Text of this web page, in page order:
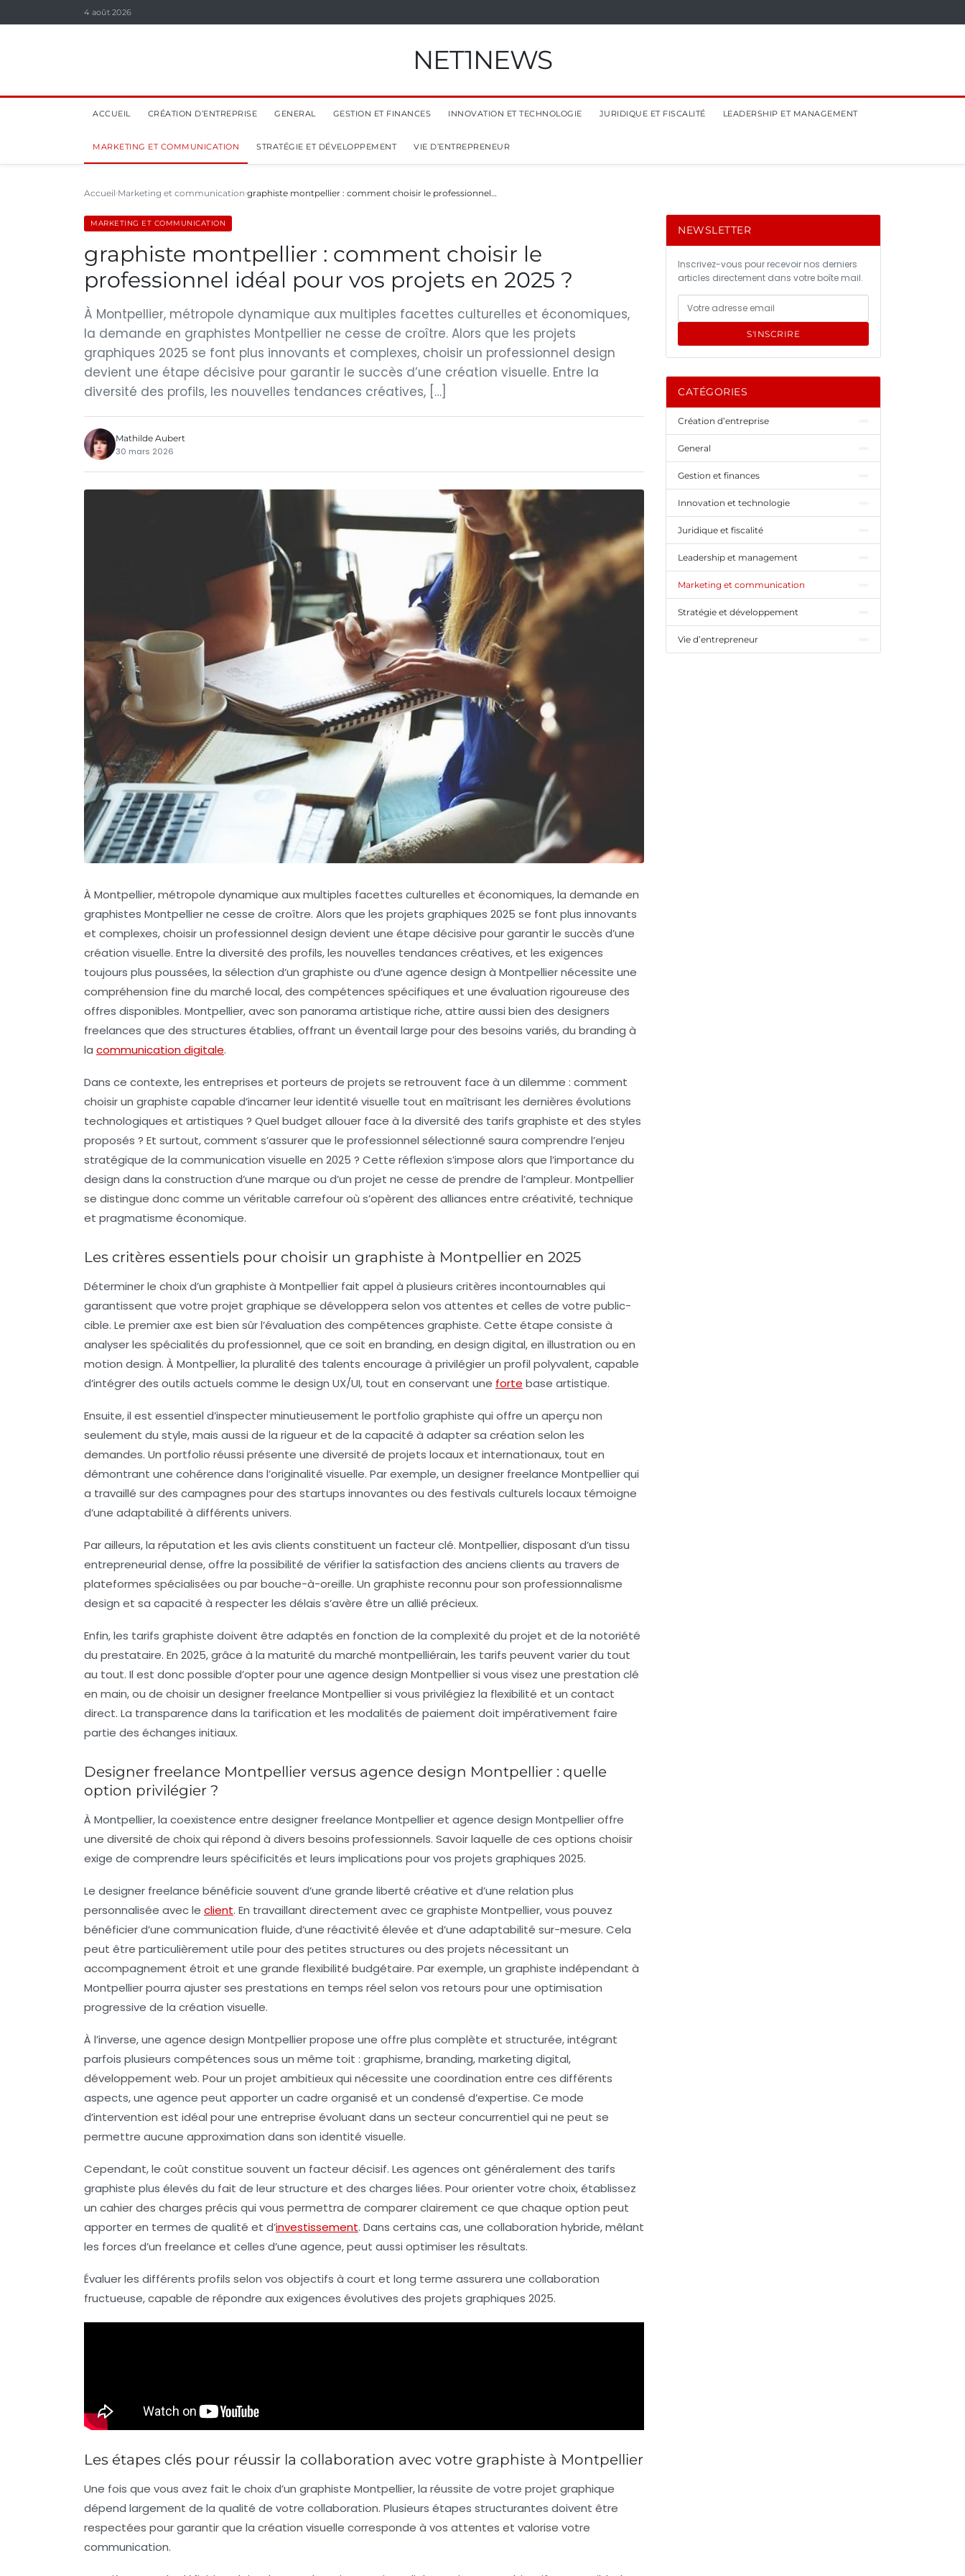
4 août 2026
NET1NEWS
ACCUEIL CRÉATION D’ENTREPRISE GENERAL GESTION ET FINANCES INNOVATION ET TECHNOLOGIE JURIDIQUE ET FISCALITÉ LEADERSHIP ET MANAGEMENT
MARKETING ET COMMUNICATION STRATÉGIE ET DÉVELOPPEMENT VIE D’ENTREPRENEUR
Accueil Marketing et communication graphiste montpellier : comment choisir le professionnel…
MARKETING ET COMMUNICATION
graphiste montpellier : comment choisir le
professionnel idéal pour vos projets en 2025 ?
À Montpellier, métropole dynamique aux multiples facettes culturelles et économiques,
la demande en graphistes Montpellier ne cesse de croître. Alors que les projets
graphiques 2025 se font plus innovants et complexes, choisir un professionnel design
devient une étape décisive pour garantir le succès d’une création visuelle. Entre la
diversité des profils, les nouvelles tendances créatives, […]
Mathilde Aubert
30 mars 2026
À Montpellier, métropole dynamique aux multiples facettes culturelles et économiques, la demande en
graphistes Montpellierne cesse de croître. Alors que les projets graphiques 2025 se font plus innovants
et complexes, choisir un professionnel design devient une étape décisive pour garantir le succès d’une
création visuelle. Entre la diversité des profils, les nouvelles tendances créatives, et les exigences
toujours plus poussées, la sélection d’un graphiste ou d’une agence design à Montpellier nécessite une
compréhension fine du marché local, des compétences spécifiques et une évaluation rigoureuse des
offres disponibles. Montpellier, avec son panorama artistique riche, attire aussi bien des designers
freelances que des structures établies, offrant un éventail large pour des besoins variés, du branding à
la communication digitale.
Dans ce contexte, les entreprises et porteurs de projets se retrouvent face à un dilemme : comment
choisir un graphiste capable d’incarner leur identité visuelle tout en maîtrisant les dernières évolutions
technologiques et artistiques ? Quel budget allouer face à la diversité des tarifs graphiste et des styles
proposés ? Et surtout, comment s’assurer que le professionnel sélectionné saura comprendre l’enjeu
stratégique de la communication visuelle en 2025 ? Cette réflexion s’impose alors que l’importance du
design dans la construction d’une marque ou d’un projet ne cesse de prendre de l’ampleur. Montpellier
se distingue donc comme un véritable carrefour où s’opèrent des alliances entre créativité, technique
et pragmatisme économique.
Les critères essentiels pour choisir un graphiste à Montpellier en 2025
Déterminer le choix d’un graphiste à Montpellier fait appel à plusieurs critères incontournables qui
garantissent que votre projet graphique se développera selon vos attentes et celles de votre public-
cible. Le premier axe est bien sûr l’évaluation des compétences graphiste. Cette étape consiste à
analyser les spécialités du professionnel, que ce soit en branding, en design digital, en illustration ou en
motion design. À Montpellier, la pluralité des talents encourage à privilégier un profil polyvalent, capable
d’intégrer des outils actuels comme le design UX/UI, tout en conservant une forte base artistique.
Ensuite, il est essentiel d’inspecter minutieusement le portfolio graphiste qui offre un aperçu non
seulement du style, mais aussi de la rigueur et de la capacité à adapter sa création selon les
demandes. Un portfolio réussi présente une diversité de projets locaux et internationaux, tout en
démontrant une cohérence dans l’originalité visuelle. Par exemple, un designer freelance Montpellier qui
a travaillé sur des campagnes pour des startups innovantes ou des festivals culturels locaux témoigne
d’une adaptabilité à différents univers.
Par ailleurs, la réputation et les avis clients constituent un facteur clé. Montpellier, disposant d’un tissu
entrepreneurial dense, offre la possibilité de vérifier la satisfaction des anciens clients au travers de
plateformes spécialisées ou par bouche-à-oreille. Un graphiste reconnu pour son professionnalisme
design et sa capacité à respecter les délais s’avère être un allié précieux.
Enfin, les tarifs graphiste doivent être adaptés en fonction de la complexité du projet et de la notoriété
du prestataire. En 2025, grâce à la maturité du marché montpelliérain, les tarifs peuvent varier du tout
au tout. Il est donc possible d’opter pour une agence design Montpellier si vous visez une prestation clé
en main, ou de choisir un designer freelance Montpellier si vous privilégiez la flexibilité et un contact
direct. La transparence dans la tarification et les modalités de paiement doit impérativement faire
partie des échanges initiaux.
Designer freelance Montpellier versus agence design Montpellier : quelle
option privilégier ?
À Montpellier, la coexistence entre designer freelance Montpellieret agence design Montpellieroffre
une diversité de choix qui répond à divers besoins professionnels. Savoir laquelle de ces options choisir
exige de comprendre leurs spécificités et leurs implications pour vos projets graphiques 2025.
Le designer freelance bénéficie souvent d’une grande liberté créative et d’une relation plus
personnalisée avec le client. En travaillant directement avec ce graphiste Montpellier, vous pouvez
bénéficier d’une communication fluide, d’une réactivité élevée et d’une adaptabilité sur-mesure. Cela
peut être particulièrement utile pour des petites structures ou des projets nécessitant un
accompagnement étroit et une grande flexibilité budgétaire. Par exemple, un graphiste indépendant à
Montpellier pourra ajuster ses prestations en temps réel selon vos retours pour une optimisation
progressive de la création visuelle.
À l’inverse, une agence design Montpellier propose une offre plus complète et structurée, intégrant
parfois plusieurs compétences sous un même toit : graphisme, branding, marketing digital,
développement web. Pour un projet ambitieux qui nécessite une coordination entre ces différents
aspects, une agence peut apporter un cadre organisé et un condensé d’expertise. Ce mode
d’intervention est idéal pour une entreprise évoluant dans un secteur concurrentiel qui ne peut se
permettre aucune approximation dans son identité visuelle.
Cependant, le coût constitue souvent un facteur décisif. Les agences ont généralement des tarifs
graphiste plus élevés du fait de leur structure et des charges liées. Pour orienter votre choix, établissez
un cahier des charges précis qui vous permettra de comparer clairement ce que chaque option peut
apporter en termes de qualité et d’investissement. Dans certains cas, une collaboration hybride, mêlant
les forces d’un freelance et celles d’une agence, peut aussi optimiser les résultats.
Évaluer les différents profils selon vos objectifs à court et long terme assurera une collaboration
fructueuse, capable de répondre aux exigences évolutives des projets graphiques 2025.
Les étapes clés pour réussir la collaboration avec votre graphiste à Montpellier
Une fois que vous avez fait le choix d’un graphiste Montpellier, la réussite de votre projet graphique
dépend largement de la qualité de votre collaboration. Plusieurs étapes structurantes doivent être
respectées pour garantir que la création visuelle corresponde à vos attentes et valorise votre
communication.
NEWSLETTER
Inscrivez-vous pour recevoir nos derniers
articles directement dans votre boîte mail.
S'INSCRIRE
CATÉGORIES
Création d’entreprise
General
Gestion et finances
Innovation et technologie
Juridique et fiscalité
Leadership et management
Marketing et communication
Stratégie et développement
Vie d’entrepreneur